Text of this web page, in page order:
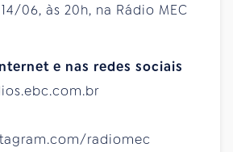
06, às 20h, na Rádio MEC
e nas redes sociais
radiomec